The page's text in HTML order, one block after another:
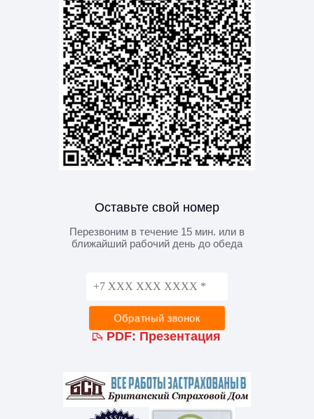
Оставьте свой номер
Перезвоним в течение 15 мин. или в
ближайший рабочий день до обеда
PDF: Презентация